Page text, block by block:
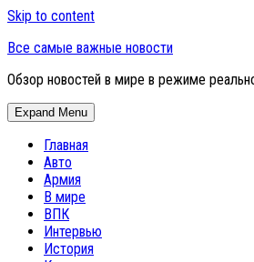
Skip to content
Все самые важные новости
Обзор новостей в мире в режиме
Expand Menu
Главная
Авто
Армия
В мире
ВПК
Интервью
История